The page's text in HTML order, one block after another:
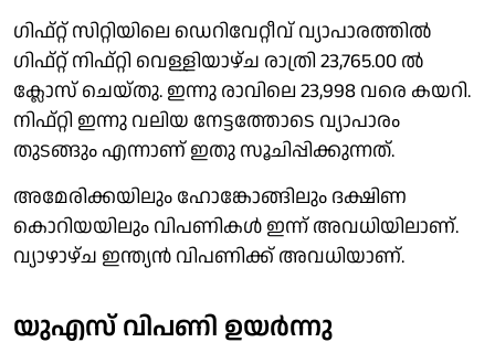
ഗിഫ്റ്റ് സിറ്റിയിലെ ഡെറിവേറ്റീവ് വ്യാപാരത്തിൽ
ഗിഫ്റ്റ് നിഫ്റ്റി വെള്ളിയാഴ്ച രാത്രി 23,765.00 ൽ
ക്ലോസ് ചെയ്തു. ഇന്നു രാവിലെ 23,998 വരെ കയറി.
നിഫ്റ്റി ഇന്നു വലിയ നേട്ടത്തോടെ വ്യാപാരം
തുടങ്ങും എന്നാണ് ഇതു സൂചിപ്പിക്കുന്നത്.
അമേരിക്കയിലും ഹോങ്കോങ്ങിലും ദക്ഷിണ
കൊറിയയിലും വിപണികൾ ഇന്ന് അവധിയിലാണ്.
വ്യാഴാഴ്ച ഇന്ത്യൻ വിപണിക്ക് അവധിയാണ്.
യുഎസ് വിപണി ഉയർന്നു